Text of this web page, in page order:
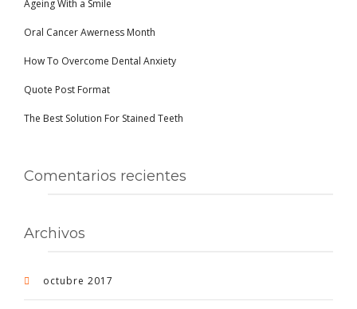
Ageing With a Smile
Oral Cancer Awerness Month
How To Overcome Dental Anxiety
Quote Post Format
The Best Solution For Stained Teeth
Comentarios recientes
Archivos
octubre 2017